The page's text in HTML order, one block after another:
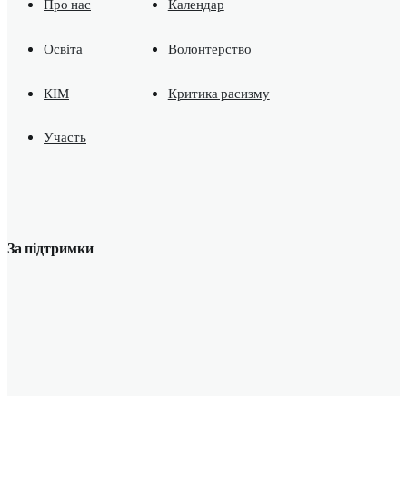
Про нас Календар
Освіта Волонтерство
КІМ Критика расизму
Участь
За підтримки